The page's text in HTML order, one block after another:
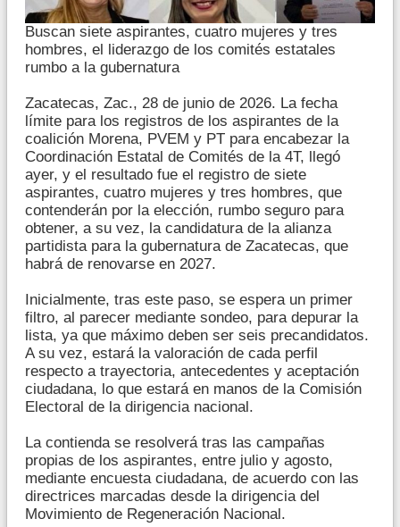
Buscan siete aspirantes, cuatro mujeres y tres
hombres, el liderazgo de los comités estatales
rumbo a la gubernatura
Zacatecas, Zac., 28 de junio de 2026. La fecha
límite para los registros de los aspirantes de la
coalición Morena, PVEM y PT para encabezar la
Coordinación Estatal de Comités de la 4T, llegó
ayer, y el resultado fue el registro de siete
aspirantes, cuatro mujeres y tres hombres, que
contenderán por la elección, rumbo seguro para
obtener, a su vez, la candidatura de la alianza
partidista para la gubernatura de Zacatecas, que
habrá de renovarse en 2027.
Inicialmente, tras este paso, se espera un primer
filtro, al parecer mediante sondeo, para depurar la
lista, ya que máximo deben ser seis precandidatos.
A su vez, estará la valoración de cada perfil
respecto a trayectoria, antecedentes y aceptación
ciudadana, lo que estará en manos de la Comisión
Electoral de la dirigencia nacional.
La contienda se resolverá tras las campañas
propias de los aspirantes, entre julio y agosto,
mediante encuesta ciudadana, de acuerdo con las
directrices marcadas desde la dirigencia del
Movimiento de Regeneración Nacional.